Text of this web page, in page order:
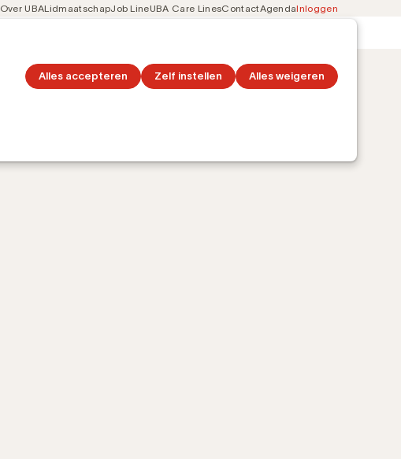
Alles accepteren Zelf instellen Alles weigeren
Meta
Over UBALidmaatschapJob LineUBA Care LinesContactAgendaInloggen